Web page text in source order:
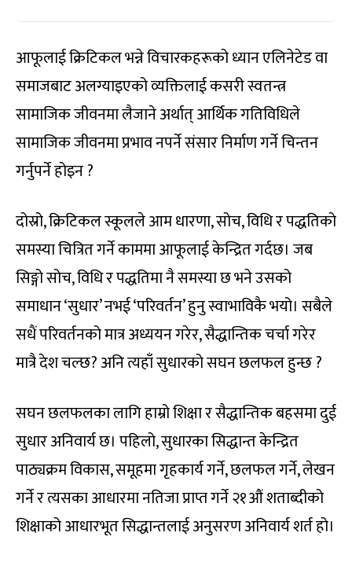
आफूलाई क्रिटिकल भन्ने विचारकहरूको ध्यान एलिनेटेड वा
समाजबाट अलग्याइएको व्यक्तिलाई कसरी स्वतन्त्र
सामाजिक जीवनमा लैजाने अर्थात् आर्थिक गतिविधिले
सामाजिक जीवनमा प्रभाव नपर्ने संसार निर्माण गर्ने चिन्तन
गर्नुपर्ने होइन ?
दोस्रो, क्रिटिकल स्कूलले आम धारणा, सोच, विधि र पद्धतिको
समस्या चित्रित गर्ने काममा आफूलाई केन्द्रित गर्दछ। जब
सिङ्गो सोच, विधि र पद्धतिमा नै समस्या छ भने उसको
समाधान ‘सुधार’ नभई ‘परिवर्तन’ हुनु स्वाभाविकै भयो। सबैले
सधैं परिवर्तनको मात्र अध्ययन गरेर, सैद्धान्तिक चर्चा गरेर
मात्रै देश चल्छ? अनि त्यहाँ सुधारको सघन छलफल हुन्छ ?
सघन छलफलका लागि हाम्रो शिक्षा र सैद्धान्तिक बहसमा दुई
सुधार अनिवार्य छ। पहिलो, सुधारका सिद्धान्त केन्द्रित
पाठ्यक्रम विकास, समूहमा गृहकार्य गर्ने, छलफल गर्ने, लेखन
गर्ने र त्यसका आधारमा नतिजा प्राप्त गर्ने २१औं शताब्दीको
शिक्षाको आधारभूत सिद्धान्तलाई अनुसरण अनिवार्य शर्त हो।